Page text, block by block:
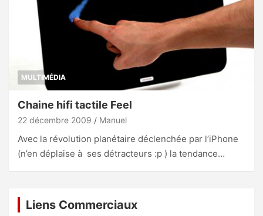
MULTIMÉDIA
Chaine hifi tactile Feel
22 décembre 2009 Manuel
Avec la révolution planétaire déclenchée par l’iPhone
(n’en déplaise à ses détracteurs :p ) la tendance…
Liens Commerciaux